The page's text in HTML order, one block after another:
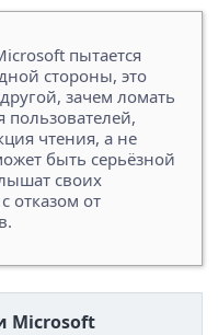
пытается
стороны, это
зачем ломать
пользователей,
чтения, а не
быть серьёзной
своих
отказом от
Microsoft